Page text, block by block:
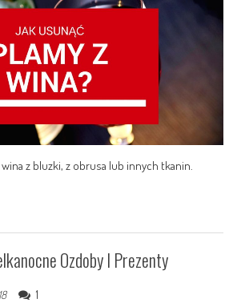
z bluzki, z obrusa lub innych tkanin.
Ozdoby I Prezenty
1